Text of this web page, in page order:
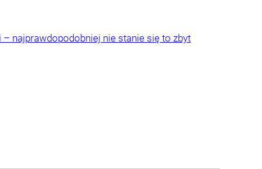
najprawdopodobniej nie stanie się to zbyt